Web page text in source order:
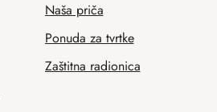
Naša priča
Ponuda za tvrtke
Zaštitna radionica